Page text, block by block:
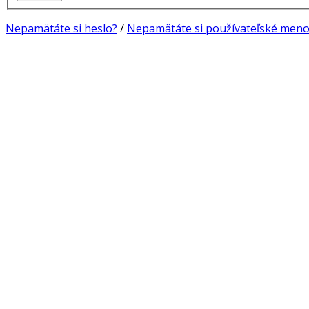
Nepamätáte si heslo? / Nepamätáte si používateľské